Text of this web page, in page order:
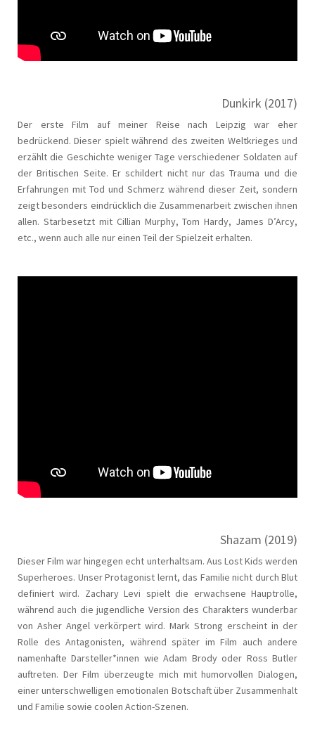
Dunkirk (2017)
Der erste Film auf meiner Reise nach Leipzig war eher
bedrückend. Dieser spielt während des zweiten Weltkrieges und
erzählt die Geschichte weniger Tage verschiedener Soldaten auf
der Britischen Seite. Er schildert nicht nur das Trauma und die
Erfahrungen mit Tod und Schmerz während dieser Zeit, sondern
zeigt besonders eindrücklich die Zusammenarbeit zwischen ihnen
allen. Starbesetzt mit Cillian Murphy, Tom Hardy, James D’Arcy,
etc., wenn auch alle nur einen Teil der Spielzeit erhalten.
Shazam (2019)
Dieser Film war hingegen echt unterhaltsam. Aus Lost Kids werden
Superheroes. Unser Protagonist lernt, das Familie nicht durch Blut
definiert wird. Zachary Levi spielt die erwachsene Hauptrolle,
während auch die jugendliche Version des Charakters wunderbar
von Asher Angel verkörpert wird. Mark Strong erscheint in der
Rolle des Antagonisten, während später im Film auch andere
namenhafte Darsteller*innen wie Adam Brody oder Ross Butler
auftreten. Der Film überzeugte mich mit humorvollen Dialogen,
einer unterschwelligen emotionalen Botschaft über Zusammenhalt
und Familie sowie coolen Action-Szenen.